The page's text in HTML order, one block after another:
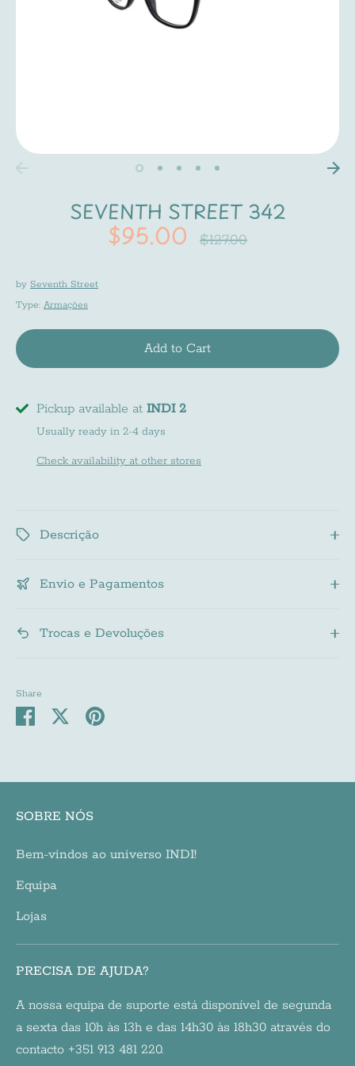
SEVENTH STREET 342
$95.00
Regular
$127.00
by Seventh Street
Type: Armações
Add to Cart
Pickup available at INDI 2
Usually ready in 2-4 days
Check availability at other stores
Descrição
Envio e Pagamentos
Trocas e Devoluções
Share
Share SharePin
Newsletter
Subscreve a nossa newsletter e fica a par de
SOBRE NÓS
Bem-vindos ao universo INDI!
Equipa
Lojas
PRECISA DE AJUDA?
A nossa equipa de suporte está disponível de segunda
a sexta das 10h às 13h e das 14h30 às 18h30 através do
contacto +351 913 481 220.